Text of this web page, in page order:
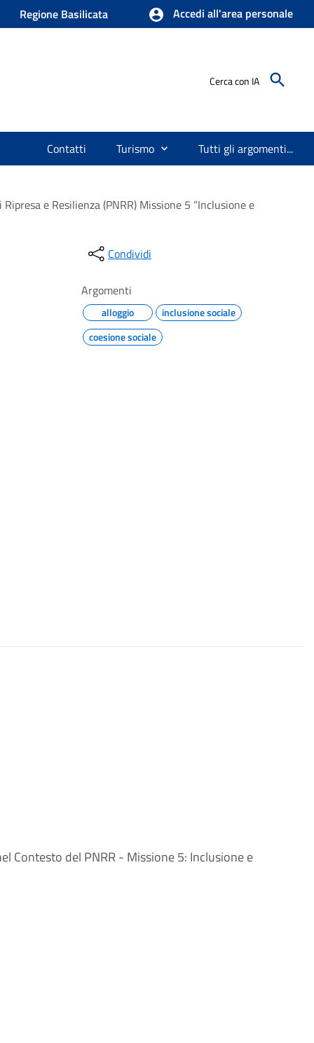
Regione Basilicata Accedi all'area personale
Cerca con IA
Contatti Turismo Tutti gli argomenti...
e Resilienza (PNRR) Missione 5 “Inclusione e
Condividi
Argomenti
alloggio
inclusione sociale
coesione sociale
Contesto del PNRR - Missione 5: Inclusione e